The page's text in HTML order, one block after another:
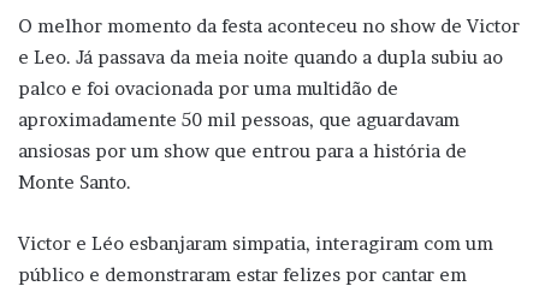
O melhor momento da festa aconteceu no show de Victor
e Leo. Já passava da meia noite quando a dupla subiu ao
palco e foi ovacionada por uma multidão de
aproximadamente 50 mil pessoas, que aguardavam
ansiosas por um show que entrou para a história de
Monte Santo.
Victor e Léo esbanjaram simpatia, interagiram com um
público e demonstraram estar felizes por cantar em